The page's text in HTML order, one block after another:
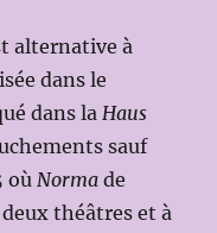
alternative à
dans le
dans laHaus
sauf
où Normade
théâtres et à